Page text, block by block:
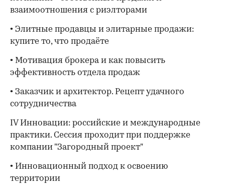
взаимоотношения с риэлторами
• Элитные продавцы и элитарные продажи:
купите то, что продаёте
• Мотивация брокера и как повысить
эффективность отдела продаж
• Заказчик и архитектор. Рецепт удачного
сотрудничества
IV Инновации: российские и международные
практики. Сессия проходит при поддержке
компании "Загородный проект"
• Инновационный подход к освоению
территории